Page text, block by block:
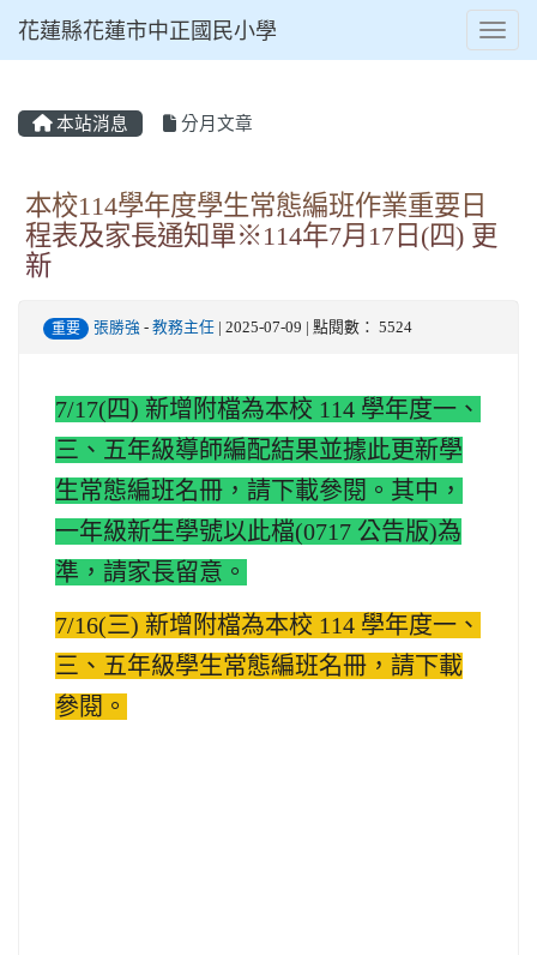
花蓮縣花蓮市中正國民小學
本站消息 分月文章
本校114學年度學生常態編班作業重要日
程表及家長通知單※114年7月17日(四) 更
新
重要 張勝強 - 教務主任 | 2025-07-09 | 點閱數： 5524
7/17(四) 新增附檔為本校 114 學年度一、
三、五年級導師編配結果並據此更新學
生常態編班名冊，請下載參閱。 其中，
一年級新生學號以此檔(0717 公告版)為
準，請家長留意。
7/16(三) 新增附檔為本校 114 學年度一、
三、五年級學生常態編班名冊，請下載
參閱。